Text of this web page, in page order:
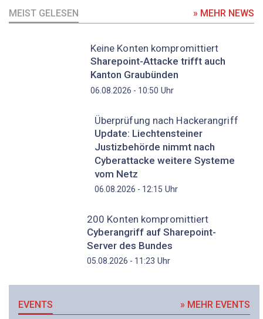
MEIST GELESEN » MEHR NEWS
Keine Konten kompromittiert
Sharepoint-Attacke trifft auch
Kanton Graubünden
06.08.2026 - 10:50 Uhr
Überprüfung nach Hackerangriff
Update: Liechtensteiner
Justizbehörde nimmt nach
Cyberattacke weitere Systeme
vom Netz
06.08.2026 - 12:15 Uhr
200 Konten kompromittiert
Cyberangriff auf Sharepoint-
Server des Bundes
05.08.2026 - 11:23 Uhr
EVENTS » MEHR EVENTS